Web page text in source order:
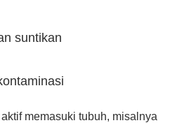
suntikan
memasuki tubuh, misalnya